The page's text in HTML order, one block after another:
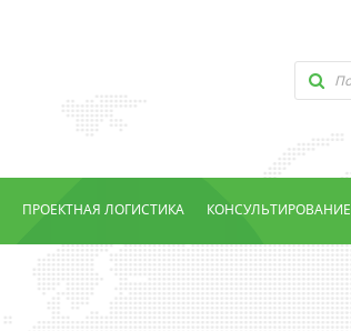
ПРОЕКТНАЯ ЛОГИСТИКА КОНСУЛЬТИРОВАНИЕ